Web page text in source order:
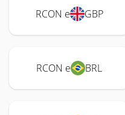
RCON e GBP
RCON e BRL